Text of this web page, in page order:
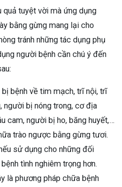
quả tuyệt vời mà ứng dụng
bằng gừng mang lại cho
tránh những tác dụng phụ
người bệnh cần chú ý đến
bệnh về tim mạch, trĩ nội, trĩ
người bị nóng trong, cơ địa
cam, người bị ho, băng huyết,…
trào ngược bằng gừng tươi.
sử dụng cho những đối
tình nghiêm trọng hơn.
là phương pháp chữa bệnh